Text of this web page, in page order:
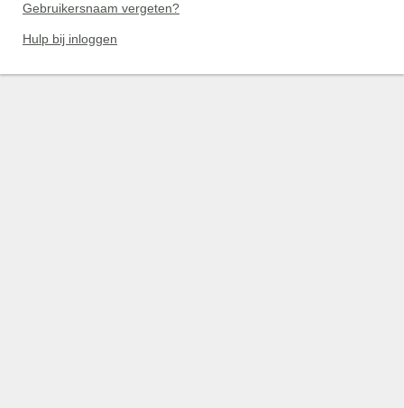
Gebruikersnaam vergeten?
Hulp bij inloggen